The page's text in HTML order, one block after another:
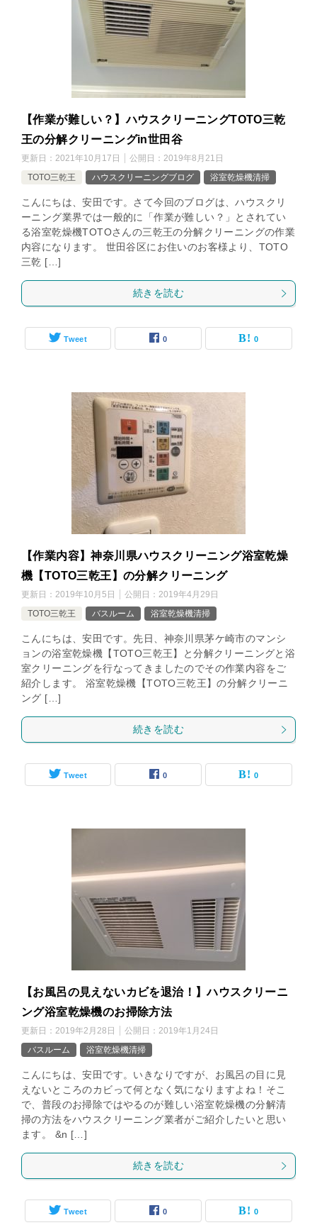
【作業が難しい？】ハウスクリーニングTOTO三乾
王の分解クリーニングin世田谷
更新日： 2021年10月17日 公開日： 2019年8月21日
TOTO三乾王
ハウスクリーニングブログ 浴室乾燥機清掃
こんにちは、安田です。さて今回のブログは、ハウスクリ
ーニング業界では一般的に「作業が難しい？」とされてい
る浴室乾燥機TOTOさんの三乾王の分解クリーニングの作業
内容になります。 世田谷区にお住いのお客様より、TOTO
三乾 […]
続きを読む
Tweet 0 0
【作業内容】神奈川県ハウスクリーニング浴室乾燥
機【TOTO三乾王】の分解クリーニング
更新日： 2019年10月5日 公開日： 2019年4月29日
TOTO三乾王
バスルーム 浴室乾燥機清掃
こんにちは、安田です。先日、神奈川県茅ケ崎市のマンシ
ョンの浴室乾燥機【TOTO三乾王】と分解クリーニングと浴
室クリーニングを行なってきましたのでその作業内容をご
紹介します。 浴室乾燥機【TOTO三乾王】の分解クリーニ
ング […]
続きを読む
Tweet 0 0
【お風呂の見えないカビを退治！】ハウスクリーニ
ング浴室乾燥機のお掃除方法
更新日： 2019年2月28日 公開日： 2019年1月24日
バスルーム
浴室乾燥機清掃
こんにちは、安田です。いきなりですが、お風呂の目に見
えないところのカビって何となく気になりますよね！そこ
で、普段のお掃除ではやるのが難しい浴室乾燥機の分解清
掃の方法をハウスクリーニング業者がご紹介したいと思い
ます。 &n […]
続きを読む
Tweet 0 0